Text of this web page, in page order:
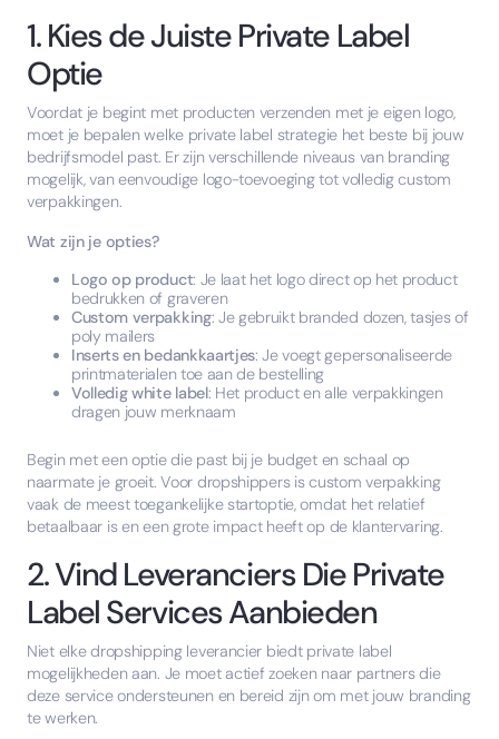
1. Kies de Juiste Private Label
Optie
Voordat je begint met producten verzenden met je eigen logo,
moet je bepalen welke private label strategie het beste bij jouw
bedrijfsmodel past. Er zijn verschillende niveaus van branding
mogelijk, van eenvoudige logo-toevoeging tot volledig custom
verpakkingen.
Wat zijn je opties?
Logo op product: Je laat het logo direct op het product
bedrukken of graveren
Custom verpakking: Je gebruikt branded dozen, tasjes of
poly mailers
Inserts en bedankkaartjes: Je voegt gepersonaliseerde
printmaterialen toe aan de bestelling
Volledig white label: Het product en alle verpakkingen
dragen jouw merknaam
Begin met een optie die past bij je budget en schaal op
naarmate je groeit. Voor dropshippers is custom verpakking
vaak de meest toegankelijke startoptie, omdat het relatief
betaalbaar is en een grote impact heeft op de klantervaring.
2. Vind Leveranciers Die Private
Label Services Aanbieden
Niet elke dropshipping leverancier biedt private label
mogelijkheden aan. Je moet actief zoeken naar partners die
deze service ondersteunen en bereid zijn om met jouw branding
te werken.